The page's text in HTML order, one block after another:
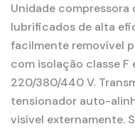
Unidade
lubrificados de alta
facilmente removível
com isolação classe F
220/380/440 V.
tensionador auto-
visível externamente.